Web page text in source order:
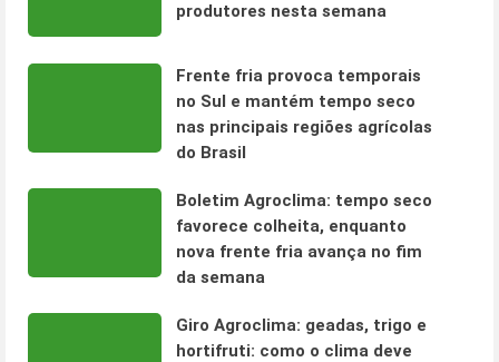
produtores nesta semana
Frente fria provoca temporais
no Sul e mantém tempo seco
nas principais regiões agrícolas
do Brasil
Boletim Agroclima: tempo seco
favorece colheita, enquanto
nova frente fria avança no fim
da semana
Giro Agroclima: geadas, trigo e
hortifruti: como o clima deve